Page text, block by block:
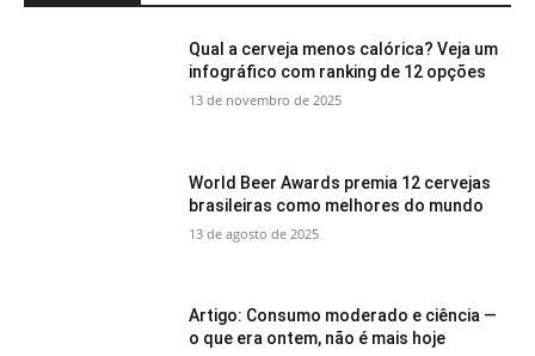
Qual a cerveja menos calórica? Veja um
infográfico com ranking de 12 opções
13 de novembro de 2025
World Beer Awards premia 12 cervejas
brasileiras como melhores do mundo
13 de agosto de 2025
Artigo: Consumo moderado e ciência —
o que era ontem, não é mais hoje